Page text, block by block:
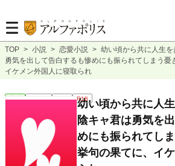
TOP > 小説 > 恋愛小説 > 幼い頃から共に人生
勇気を出して告白するも惨めにも振られてしまう憂
イケメン外国人に寝取られ
恋愛 連載中 短編 R18
幼い頃から共に人
陰キャ君は勇気を
めにも振られてし
挙句の果てに、イ